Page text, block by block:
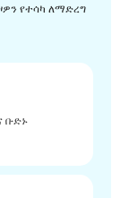
የተሳካ ለማድረግ
ቡድኑ